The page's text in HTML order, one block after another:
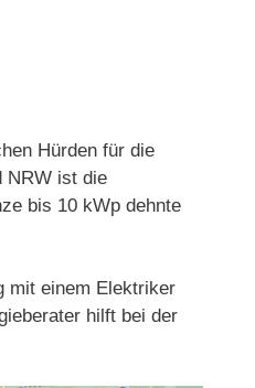
Hürden für die
NRW ist die
bis 10 kWp dehnte
mit einem Elektriker
hilft bei der